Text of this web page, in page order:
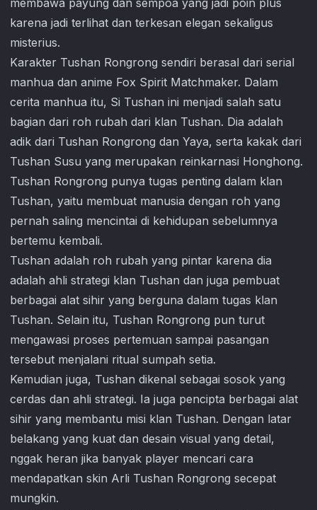
membawa payung dan sempoa yang jadi poin plus
karena jadi terlihat dan terkesan elegan sekaligus
misterius.
Karakter Tushan Rongrong sendiri berasal dari serial
manhua dan anime Fox Spirit Matchmaker. Dalam
cerita manhua itu, Si Tushan ini menjadi salah satu
bagian dari roh rubah dari klan Tushan. Dia adalah
adik dari Tushan Rongrong dan Yaya, serta kakak dari
Tushan Susu yang merupakan reinkarnasi Honghong.
Tushan Rongrong punya tugas penting dalam klan
Tushan, yaitu membuat manusia dengan roh yang
pernah saling mencintai di kehidupan sebelumnya
bertemu kembali.
Tushan adalah roh rubah yang pintar karena dia
adalah ahli strategi klan Tushan dan juga pembuat
berbagai alat sihir yang berguna dalam tugas klan
Tushan. Selain itu, Tushan Rongrong pun turut
mengawasi proses pertemuan sampai pasangan
tersebut menjalani ritual sumpah setia.
Kemudian juga, Tushan dikenal sebagai sosok yang
cerdas dan ahli strategi. Ia juga pencipta berbagai alat
sihir yang membantu misi klan Tushan. Dengan latar
belakang yang kuat dan desain visual yang detail,
nggak heran jika banyak player mencari cara
mendapatkan skin Arli Tushan Rongrong secepat
mungkin.